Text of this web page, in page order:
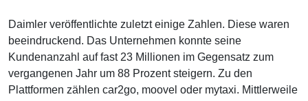
Daimler veröffentlichte zuletzt einige Zahlen. Diese waren
beeindruckend. Das Unternehmen konnte seine
Kundenanzahl auf fast 23 Millionen im Gegensatz zum
vergangenen Jahr um 88 Prozent steigern. Zu den
Plattformen zählen car2go, moovel oder mytaxi. Mittlerweile